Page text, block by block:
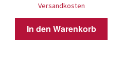
Versandkosten
In den Warenkorb